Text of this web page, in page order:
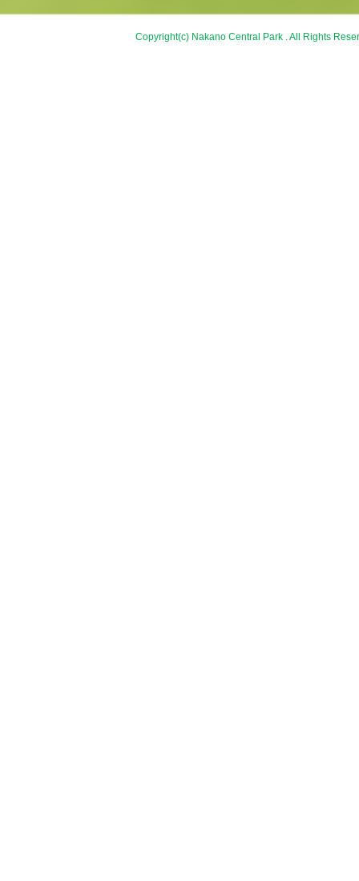
Copyright(c) Nakano Central Park . All Rights